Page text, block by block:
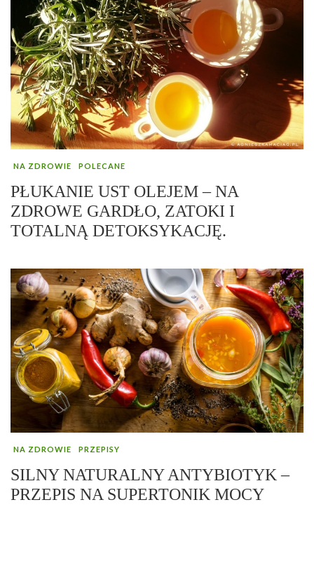
NA ZDROWIE POLECANE
PŁUKANIE UST OLEJEM – NA
ZDROWE GARDŁO, ZATOKI I
TOTALNĄ DETOKSYKACJĘ.
NA ZDROWIE PRZEPISY
SILNY NATURALNY ANTYBIOTYK –
PRZEPIS NA SUPERTONIK MOCY